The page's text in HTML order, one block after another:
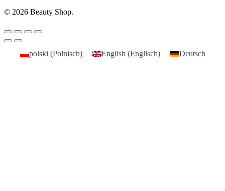
© 2026 Beauty Shop.
polski(Polnisch) English(Englisch) Deutsch